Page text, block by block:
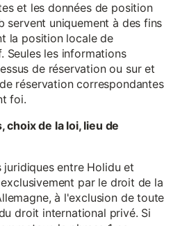
et les données de position
servent uniquement à des fins
la position locale de
Seules les informations
de réservation ou sur et
réservation correspondantes
foi.
choix de la loi, lieu de
juridiques entre Holidu et
par le droit de la
à l'exclusion de toute
droit international privé. Si